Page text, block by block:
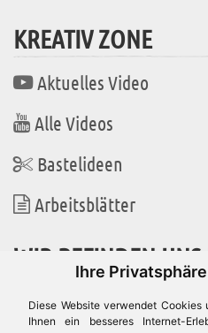
Ihre
Diese Website verwendet Cookies
Ihnen ein besseres Internet-
KREATIV ZONE
Aktuelles Video
Alle Videos
Bastelideen
Arbeitsblätter
WIR BEFINDEN UNS